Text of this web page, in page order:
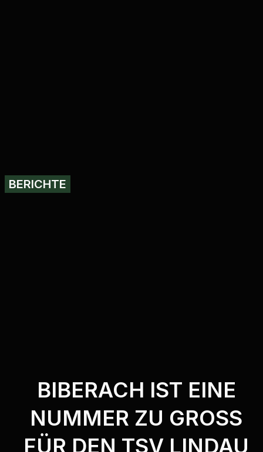
BERICHTE
BIBERACH IST EINE
NUMMER ZU GROSS F
ÜR DEN TSV LINDAU